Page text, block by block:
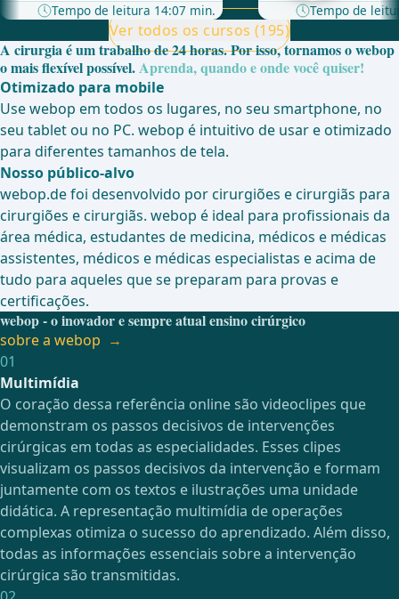
Tempo de leitura 14:07 min. Tempo de
Ver todos os cursos (195)
A cirurgia é um trabalho de 24 horas. Por isso, tornamos o webop
o mais flexível possível.Aprenda, quando e onde você quiser!
Otimizado para mobile
Use webop em todos os lugares, no seu smartphone, no
seu tablet ou no PC. webop é intuitivo de usar e otimizado
para diferentes tamanhos de tela.
Nosso público-alvo
webop.de foi desenvolvido por cirurgiões e cirurgiãs para
cirurgiões e cirurgiãs. webop é ideal para profissionais da
área médica, estudantes de medicina, médicos e médicas
assistentes, médicos e médicas especialistas e acima de
tudo para aqueles que se preparam para provas e
certificações.
webop - o inovador e sempre atual ensino cirúrgico
sobre a webop
01
Multimídia
O coração dessa referência online são videoclipes que
demonstram os passos decisivos de intervenções
cirúrgicas em todas as especialidades. Esses clipes
visualizam os passos decisivos da intervenção e formam
juntamente com os textos e ilustrações uma unidade
didática. A representação multimídia de operações
complexas otimiza o sucesso do aprendizado. Além disso,
todas as informações essenciais sobre a intervenção
cirúrgica são transmitidas.